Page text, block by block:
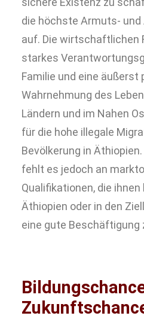
die höchste Armuts-
auf. Die wirtschaftlichen
starkes
Familie und eine äußerst
Wahrnehmung des
Ländern und im Nahen
für die hohe illegale
Bevölkerung in
fehlt es jedoch an
Qualifikationen, die
Äthiopien oder in den
eine gute Beschäftigung